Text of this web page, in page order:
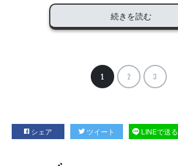
続きを読む
1 2 3
シェア ツイート LINEで送る